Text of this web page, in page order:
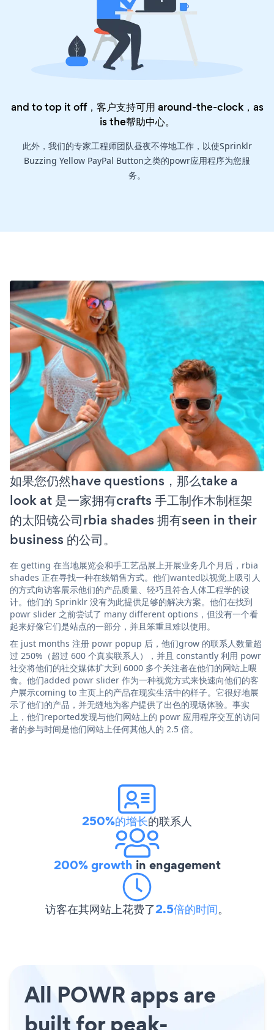
and to top it off，客户支持可用 around-the-clock，as
is the帮助中心。
此外，我们的专家工程师团队昼夜不停地工作，以使Sprinklr
Buzzing Yellow PayPal Button之类的powr应用程序为您服
务。
如果您仍然have questions，那么take a
look at 是一家拥有crafts 手工制作木制框架
的太阳镜公司rbia shades 拥有seen in their
business 的公司。
在 getting 在当地展览会和手工艺品展上开展业务几个月后，rbia
shades 正在寻找一种在线销售方式。他们wanted以视觉上吸引人
的方式向访客展示他们的产品质量、轻巧且符合人体工程学的设
计。他们的 Sprinklr 没有为此提供足够的解决方案。他们在找到
powr slider 之前尝试了 many different options，但没有一个看
起来好像它们是站点的一部分，并且笨重且难以使用。
在 just months 注册 powr popup 后，他们grow 的联系人数量超
过 250%（超过 600 个真实联系人），并且 constantly 利用 powr
社交将他们的社交媒体扩大到 6000 多个关注者在他们的网站上喂
食。他们added powr slider 作为一种视觉方式来快速向他们的客
户展示coming to 主页上的产品在现实生活中的样子。它很好地展
示了他们的产品，并无缝地为客户提供了出色的现场体验。事实
上，他们reported发现与他们网站上的 powr 应用程序交互的访问
者的参与时间是他们网站上任何其他人的 2.5 倍。
250%的增长的联系人
200% growth in engagement
访客在其网站上花费了2.5倍的时间。
All POWR apps are
built for peak-